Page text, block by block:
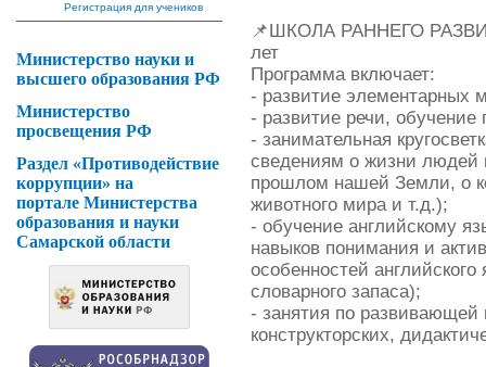
Регистрация для учеников
Министерство науки и
высшего образования РФ
Министерство
просвещения РФ
Раздел «Противодействие
коррупции» на
портале Министерства
образования и науки
Самарской области
📌ШКОЛА РАННЕГО
лет
Программа включает:
- развитие элементарных
- развитие речи, обучение
- занимательная
сведениям о жизни людей
прошлом нашей Земли, о
животного мира и т.д.);
- обучение английскому
навыков понимания и
особенностей
словарного запаса);
- занятия по развивающей
конструкторских,